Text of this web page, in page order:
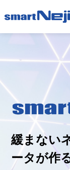
緩まない
ータが作